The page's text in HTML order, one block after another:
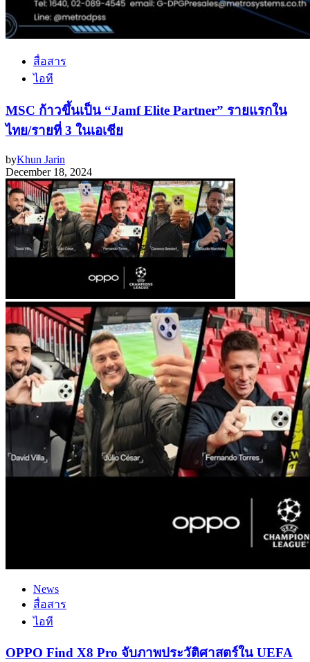
สื่อสาร
ไอที
MSC ก้าวขึ้นเป็น “Jamf Elite Partner” รายแรกใน
ไทย/รายที่ 3 ในเอเชีย
byKhun Jarin
December 18, 2024
News
สื่อสาร
ไอที
OPPO Find X8 Pro จับภาพประวัติศาสตร์ใน UEFA